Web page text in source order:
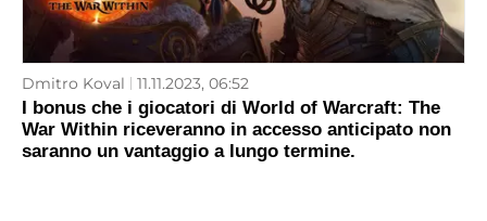
Dmitro Koval 11.11.2023, 06:52
I bonus che i giocatori di World of Warcraft: The
War Within riceveranno in accesso anticipato non
saranno un vantaggio a lungo termine.